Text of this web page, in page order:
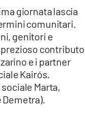
giornata lascia
comunitari.
genitori e
contributo
e i partner
Kairós.
Marta,